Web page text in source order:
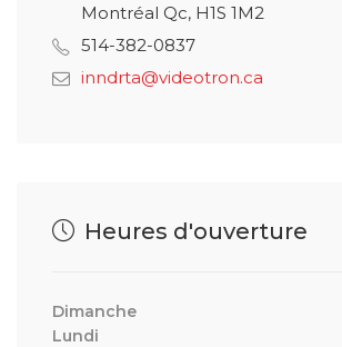
Montréal Qc, H1S 1M2
514-382-0837
inndrta@videotron.ca
Heures d'ouverture
Dimanche
Lundi